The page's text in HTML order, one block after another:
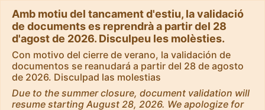
Amb motiu del tancament d'estiu, la validació
de documents es reprendrà a partir del 28
d'agost de 2026. Disculpeu les molèsties.
Con motivo del cierre de verano, la validación de
documentos se reanudará a partir del 28 de agosto
de 2026. Disculpad las molestias
Due to the summer closure, document validation will
resume starting August 28, 2026. We apologize for